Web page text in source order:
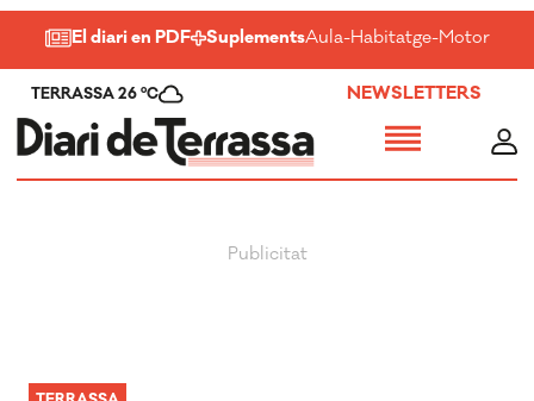
El diari en PDF SuplementsAula-Habitatge-Motor-
TERRASSA 26 ºC NEWSLETTERS